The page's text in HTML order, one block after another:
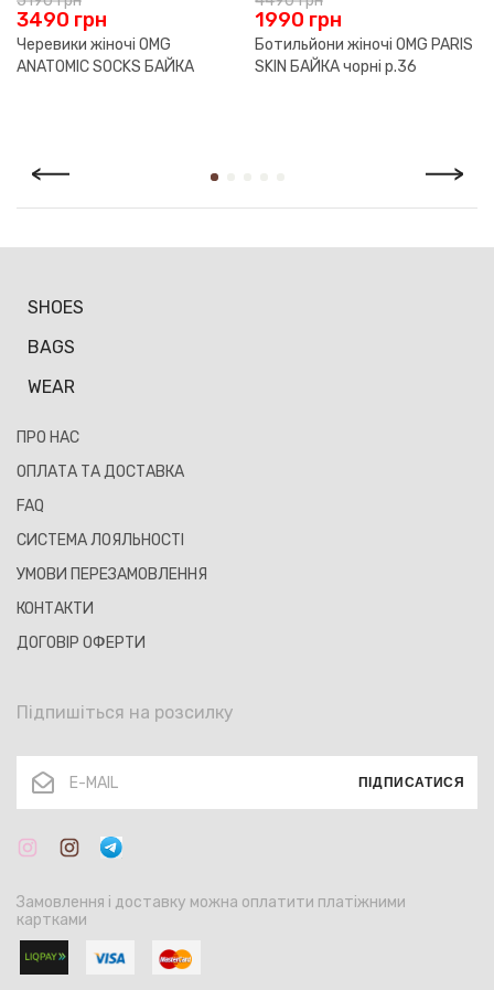
Повернення й обмін здійснюється за умови наявності чека
або іншого документа, що підтверджує факт покупки, а
також збереження товарного вигляду й упаковки. Відповідно
до Закону України «Про захист прав споживачів» покупець
1990грн
Ботильйони жіночі OMG PARIS
SKIN БАЙКА чорні р.36
3190грн
Кеди жіночі OMG CRAZY
SNEAKERS leo р.42
SHOES
BAGS
WEAR
ПРО НАС
ОПЛАТА ТА ДОСТАВКА
FAQ
СИСТЕМА ЛОЯЛЬНОСТІ
УМОВИ ПЕРЕЗАМОВЛЕННЯ
КОНТАКТИ
ДОГОВІР ОФЕРТИ
Підпишіться на розсилку
ПІДПИСАТИСЯ
Замовлення і доставку можна оплатити платіжними
картками